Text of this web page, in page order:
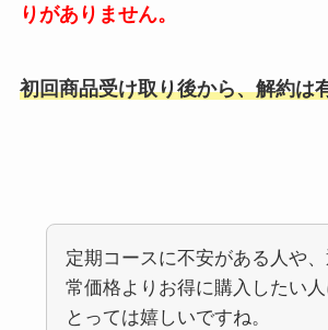
りがありません。
初回商品受け取り後から、解約は
定期コースに不安がある人や、
常価格よりお得に購入したい
とっては嬉しいですね。